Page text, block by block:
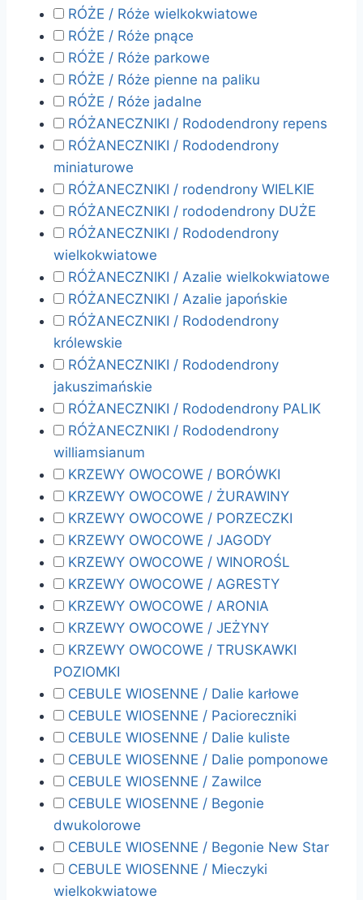
RÓŻE / Róże wielkokwiatowe
RÓŻE / Róże pnące
RÓŻE / Róże parkowe
RÓŻE / Róże pienne na paliku
RÓŻE / Róże jadalne
RÓŻANECZNIKI / Rododendrony repens
RÓŻANECZNIKI / Rododendrony
miniaturowe
RÓŻANECZNIKI / rodendrony WIELKIE
RÓŻANECZNIKI / rododendrony DUŻE
RÓŻANECZNIKI / Rododendrony
wielkokwiatowe
RÓŻANECZNIKI / Azalie wielkokwiatowe
RÓŻANECZNIKI / Azalie japońskie
RÓŻANECZNIKI / Rododendrony
królewskie
RÓŻANECZNIKI / Rododendrony
jakuszimańskie
RÓŻANECZNIKI / Rododendrony PALIK
RÓŻANECZNIKI / Rododendrony
williamsianum
KRZEWY OWOCOWE / BORÓWKI
KRZEWY OWOCOWE / ŻURAWINY
KRZEWY OWOCOWE / PORZECZKI
KRZEWY OWOCOWE / JAGODY
KRZEWY OWOCOWE / WINOROŚL
KRZEWY OWOCOWE / AGRESTY
KRZEWY OWOCOWE / ARONIA
KRZEWY OWOCOWE / JEŻYNY
KRZEWY OWOCOWE / TRUSKAWKI
POZIOMKI
CEBULE WIOSENNE / Dalie karłowe
CEBULE WIOSENNE / Pacioreczniki
CEBULE WIOSENNE / Dalie kuliste
CEBULE WIOSENNE / Dalie pomponowe
CEBULE WIOSENNE / Zawilce
CEBULE WIOSENNE / Begonie
dwukolorowe
CEBULE WIOSENNE / Begonie New Star
CEBULE WIOSENNE / Mieczyki
wielkokwiatowe